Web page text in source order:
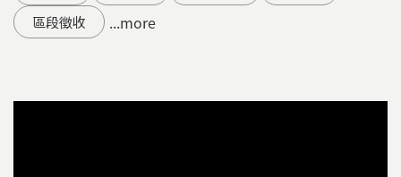
區段徵收
...more